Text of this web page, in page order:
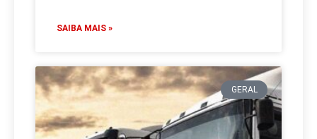
SAIBA MAIS »
GERAL